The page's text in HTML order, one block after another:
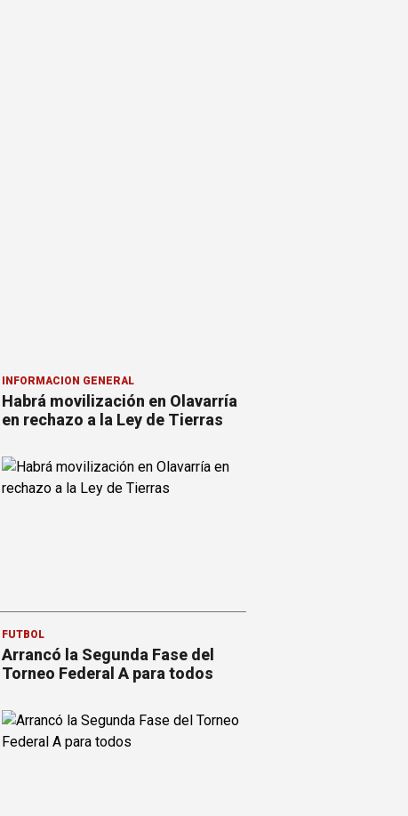
INFORMACION GENERAL
Habrá movilización en Olavarría
en rechazo a la Ley de Tierras
FÚTBOL
Arrancó la Segunda Fase del
Torneo Federal A para todos